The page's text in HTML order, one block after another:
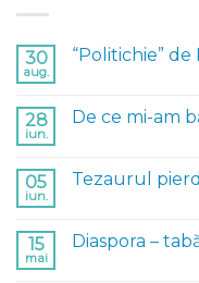
30
aug.
“Politichie” de
28
iun.
De ce mi-am
05
iun.
Tezaurul
15
mai
Diaspora –